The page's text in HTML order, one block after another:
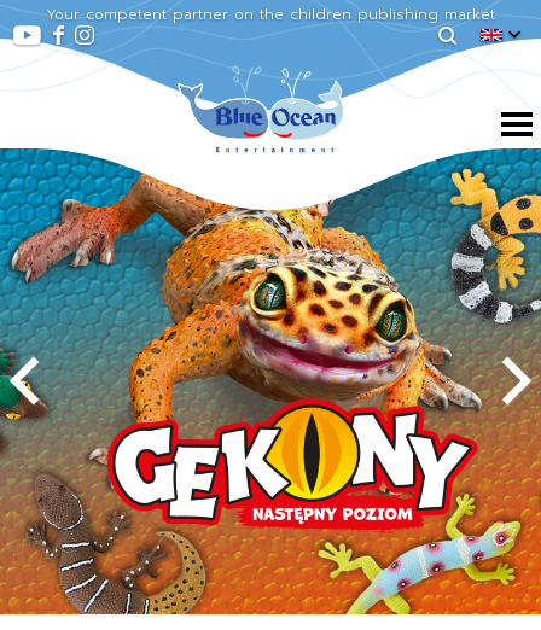
Your competent partner on the children publishing market